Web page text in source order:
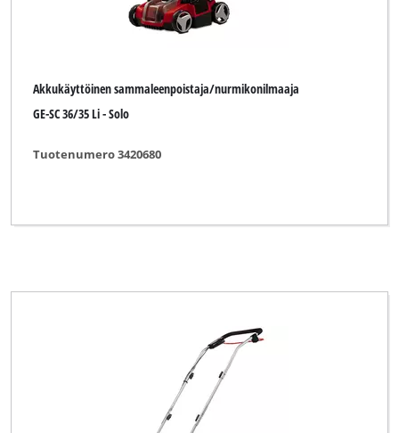
Akkukäyttöinen sammaleenpoistaja/nurmikonilmaaja
GE-SC 36/35 Li - Solo
Tuotenumero 3420680